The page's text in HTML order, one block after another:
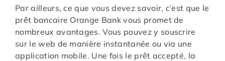
Par ailleurs, ce que vous devez savoir, c’est que le
prêt bancaire Orange Bank vous promet de
nombreux avantages. Vous pouvez y souscrire
sur le web de manière instantanée ou via une
application mobile. Une fois le prêt accepté, la